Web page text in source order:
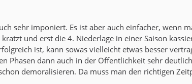
sehr imponiert. Es ist aber auch einfacher, wenn
und erst die 4. Niederlage in einer Saison
ist, kann sowas vielleicht etwas besser
Phasen dann auch in der Öffentlichkeit sehr deutlich
demoralisieren. Da muss man den richtigen